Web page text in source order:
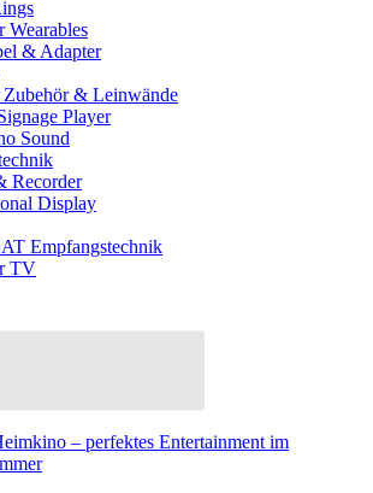
Wearables
& Adapter
Zubehör & Leinwände
Player
Sound
Recorder
Display
Empfangstechnik
TV
– perfektes Entertainment im